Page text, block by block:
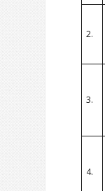
2.
3.
4.